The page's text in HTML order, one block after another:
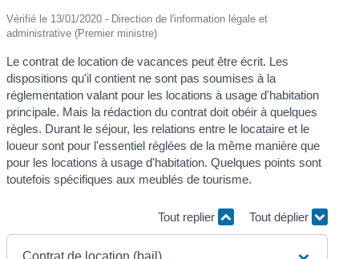
Vérifié le 13/01/2020 - Direction de l'information légale et
administrative (Premier ministre)
Le contrat de location de vacances peut être écrit. Les
dispositions qu'il contient ne sont pas soumises à la
réglementation valant pour les locations à usage d'habitation
principale. Mais la rédaction du contrat doit obéir à quelques
règles. Durant le séjour, les relations entre le locataire et le
loueur sont pour l'essentiel réglées de la même manière que
pour les locations à usage d'habitation. Quelques points sont
toutefois spécifiques aux meublés de tourisme.
Tout replier Tout déplier
Contrat de location (bail)